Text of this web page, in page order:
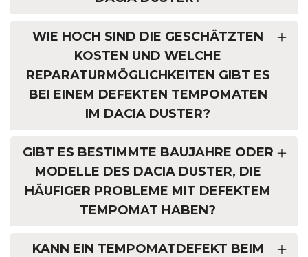
WIE HOCH SIND DIE GESCHÄTZTEN
KOSTEN UND WELCHE
REPARATURMÖGLICHKEITEN GIBT ES
BEI EINEM DEFEKTEN TEMPOMATEN
IM DACIA DUSTER?
GIBT ES BESTIMMTE BAUJAHRE ODER
MODELLE DES DACIA DUSTER, DIE
HÄUFIGER PROBLEME MIT DEFEKTEM
TEMPOMAT HABEN?
KANN EIN TEMPOMATDEFEKT BEIM